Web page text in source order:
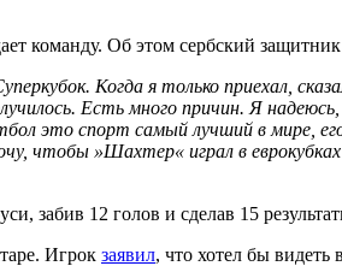
команду. Об этом сербский
Когда я только приехал,
Есть много причин. Я
это спорт самый лучший в мире,
чтобы »Шахтер« играл в
забив 12 голов и сделав 15
Игрок заявил, что хотел бы